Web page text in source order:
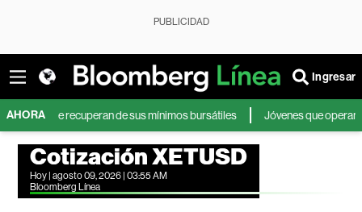
PUBLICIDAD
Ingresar
AHORA
se recuperan de sus mínimos bursátiles Jóvenes que operan en
Cotización XETUSD
Hoy | agosto 09, 2026 | 03:55 AM
Bloomberg Línea